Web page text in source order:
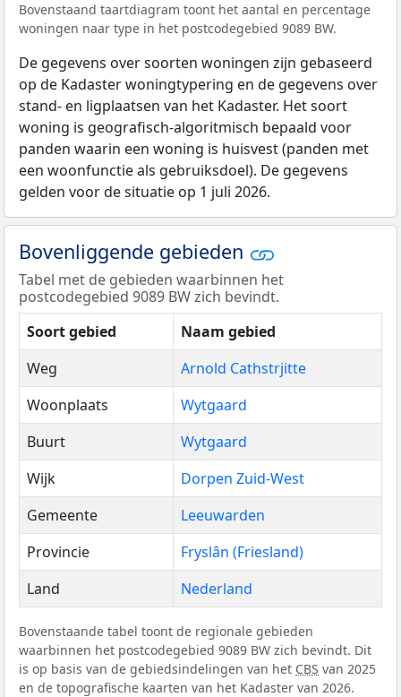
Bovenstaand taartdiagram toont het aantal en percentage
woningen naar type in het postcodegebied 9089 BW.
De gegevens over soorten woningen zijn gebaseerd
op de Kadaster woningtypering en de gegevens over
stand- en ligplaatsen van het Kadaster. Het soort
woning is geografisch-algoritmisch bepaald voor
panden waarin een woning is huisvest (panden met
een woonfunctie als gebruiksdoel). De gegevens
gelden voor de situatie op 1 juli 2026.
Bovenliggende gebieden
Tabel met de gebieden waarbinnen het
postcodegebied 9089 BW zich bevindt.
Soort gebied
Naam gebied
Weg
Arnold Cathstrjitte
Woonplaats
Wytgaard
Buurt
Wytgaard
Wijk
Dorpen Zuid-West
Gemeente
Leeuwarden
Provincie
Fryslân (Friesland)
Land
Nederland
Bovenstaande tabel toont de regionale gebieden
waarbinnen het postcodegebied 9089 BW zich bevindt. Dit
is op basis van de gebiedsindelingen van het CBS van 2025
en de topografische kaarten van het Kadaster van 2026.